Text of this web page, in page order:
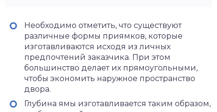
Необходимо отметить, что существуют
различные формы приямков, которые
изготавливаются исходя из личных
предпочтений заказчика. При этом
большинство делает их прямоугольными,
чтобы экономить наружное пространство
двора.
Глубина ямы изготавливается таким образом,